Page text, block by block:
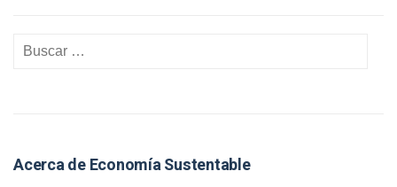
Acerca de Economía Sustentable